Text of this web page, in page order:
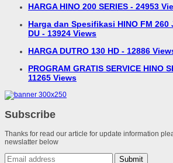
HARGA HINO 200 SERIES - 24953
Harga dan Spesifikasi HINO FM 260
DU - 13924 Views
HARGA DUTRO 130 HD - 12886
PROGRAM GRATIS SERVICE HINO
11265 Views
Subscribe
Thanks for read our article for update information
newslatter below
Submit